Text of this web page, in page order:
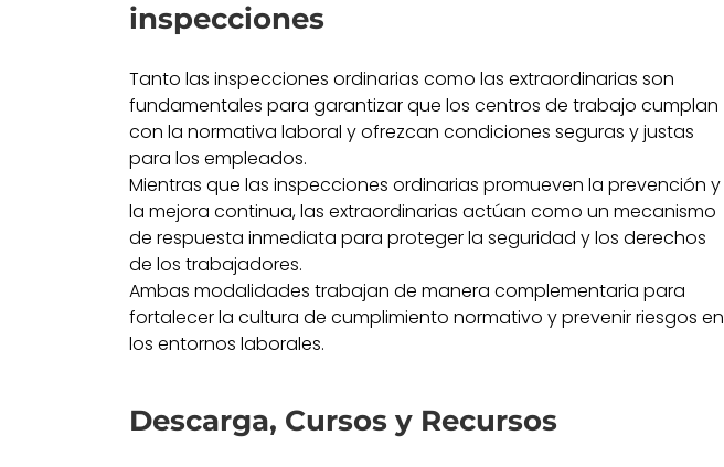
inspecciones
Tanto las inspecciones ordinarias como las extraordinarias son
fundamentales para garantizar que los centros de trabajo cumplan
con la normativa laboral y ofrezcan condiciones seguras y justas
para los empleados.
Mientras que las inspecciones ordinarias promueven la prevención y
la mejora continua, las extraordinarias actúan como un mecanismo
de respuesta inmediata para proteger la seguridad y los derechos
de los trabajadores.
Ambas modalidades trabajan de manera complementaria para
fortalecer la cultura de cumplimiento normativo y prevenir riesgos en
los entornos laborales.
Descarga, Cursos y Recursos